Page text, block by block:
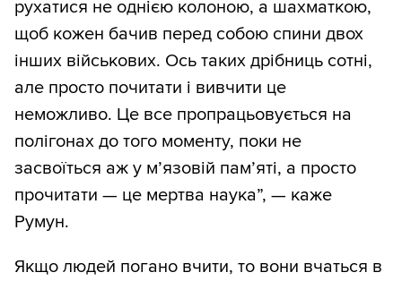
рухатися не однією колоною, а шахматкою,
щоб кожен бачив перед собою спини двох
інших військових. Ось таких дрібниць сотні,
але просто почитати і вивчити це
неможливо. Це все пропрацьовується на
полігонах до того моменту, поки не
засвоїться аж у м’язовій пам’яті, а просто
прочитати — це мертва наука”, — каже
Румун.
Якщо людей погано вчити, то вони вчаться в